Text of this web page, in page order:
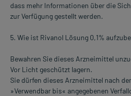
dass mehr Informationen über die
zur Verfügung gestellt werden.
5. Wie ist Rivanol Lösung 0,1%
Bewahren Sie dieses Arzneimittel
Vor Licht geschützt lagern.
Sie dürfen dieses Arzneimittel nach
»Verwendbar bis« angegebenen